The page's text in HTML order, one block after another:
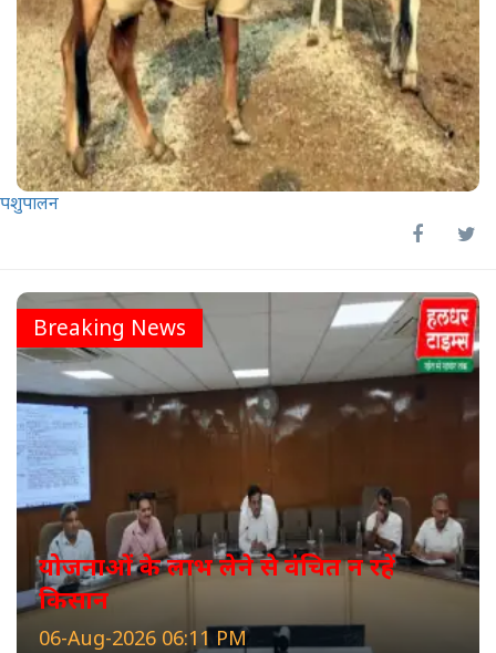
पशुपालन
Breaking News
योजनाओं के लाभ लेने से वंचित न रहें
किसान
06-Aug-2026 06:11 PM